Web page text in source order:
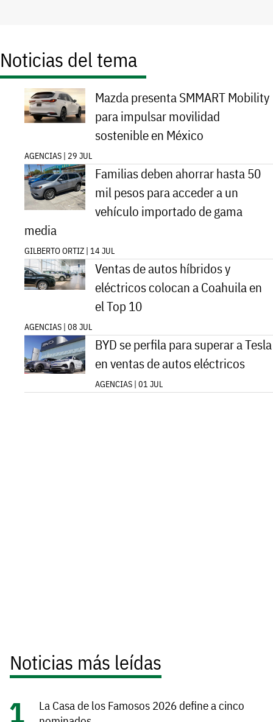
Noticias del tema
Mazda presenta SMMART Mobility
para impulsar movilidad
sostenible en México
AGENCIAS | 29 JUL
Familias deben ahorrar hasta 50
mil pesos para acceder a un
vehículo importado de gama
media
GILBERTO ORTIZ | 14 JUL
Ventas de autos híbridos y
eléctricos colocan a Coahuila en
el Top 10
AGENCIAS | 08 JUL
BYD se perfila para superar a Tesla
en ventas de autos eléctricos
AGENCIAS | 01 JUL
Noticias más leídas
La Casa de los Famosos 2026 define a cinco